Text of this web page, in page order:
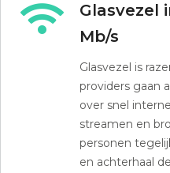
Glasvezel
Mb/s
Glasvezel is
providers gaan
over snel
streamen en
personen
en achterhaal